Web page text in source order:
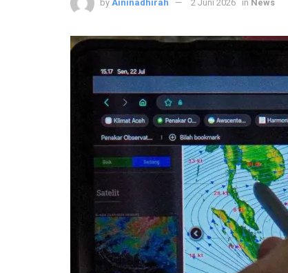
by Aininadhirah 2 Juni 2026 in News